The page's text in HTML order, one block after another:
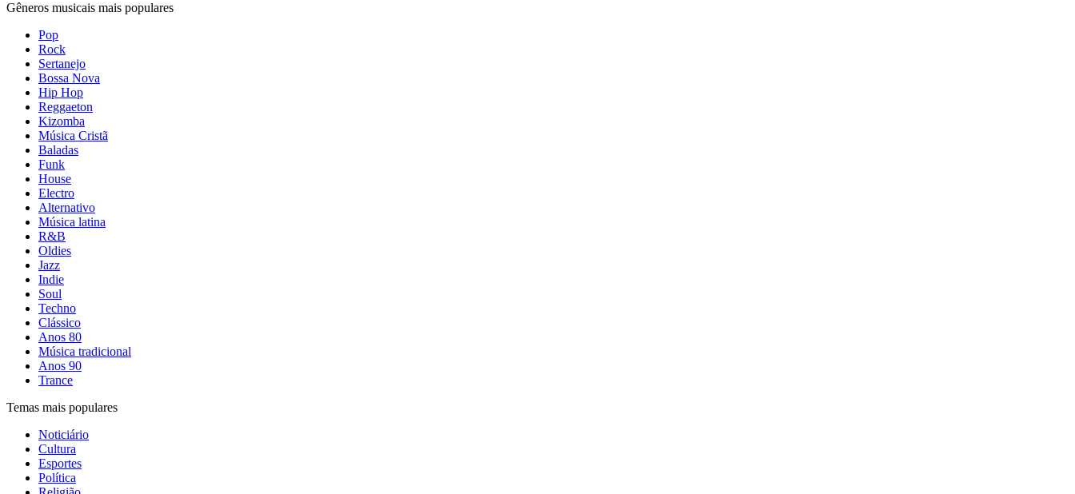
Gêneros musicais mais populares
Pop
Rock
Sertanejo
Bossa Nova
Hip Hop
Reggaeton
Kizomba
Música Cristã
Baladas
Funk
House
Electro
Alternativo
Música latina
R&B
Oldies
Jazz
Indie
Soul
Techno
Clássico
Anos 80
Música tradicional
Anos 90
Trance
Temas mais populares
Noticiário
Cultura
Esportes
Política